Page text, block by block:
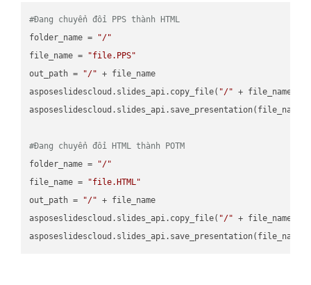
#Đang chuyển đổi PPS thành HTML
folder_name =
"/"
file_name =
"file.PPS"
out_path =
"/" + file_name
asposeslidescloud.slides_api.copy_file( "/" + file_name,
#Đang chuyển đổi HTML thành POTM
folder_name =
"/"
file_name =
"file.HTML"
out_path =
"/" + file_name
asposeslidescloud.slides_api.copy_file( "/" + file_name,